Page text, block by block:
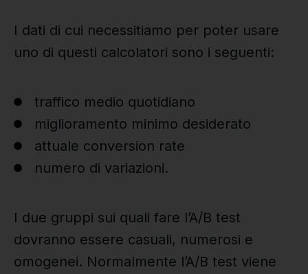
I dati di cui necessitiamo per poter usare
uno di questi calcolatori sono i seguenti:
traffico medio quotidiano
miglioramento minimo desiderato
attuale conversion rate
numero di variazioni.
I due gruppi sui quali fare l’A/B test
dovranno essere casuali, numerosi e
omogenei. Normalmente l’A/B test viene